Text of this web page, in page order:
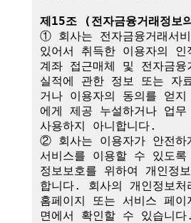
제15조 (전자금융거래정보
① 회사는 전자금융거래서
있어서 취득한 이용자의 인
계좌 접근매체 및 전자금융
실적에 관한 정보 또는 자
거나 이용자의 동의를 얻
에게 제공 누설하거나 업
사용하지 아니합니다.
② 회사는 이용자가 안전하
서비스를 이용할 수 있도록
정보보호를 위하여 개인정
합니다. 회사의 개인정보처
홈페이지 또는 서비스 페
면에서 확인할 수 있습니다.